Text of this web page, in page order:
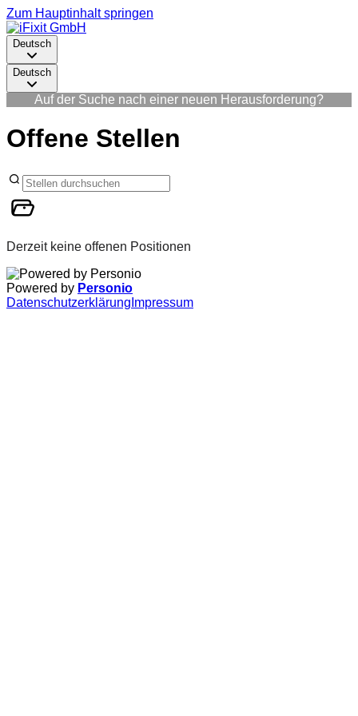
Zum Hauptinhalt springen
Deutsch
Deutsch
Auf der Suche nach einer neuen Herausforderung?
Offene Stellen
Derzeit keine offenen Positionen
Powered by Personio
Datenschutzerklärung Impressum